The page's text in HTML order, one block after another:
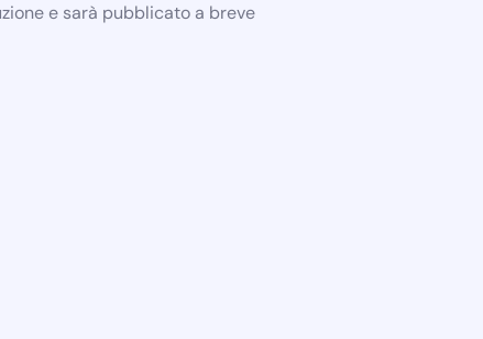
e sarà pubblicato a breve